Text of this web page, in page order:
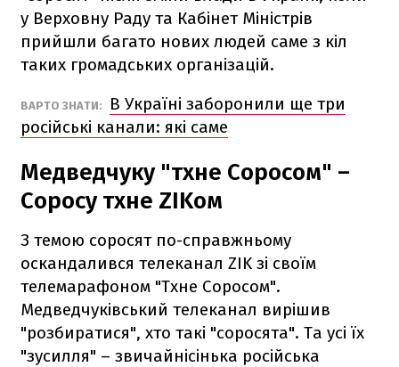
у Верховну Раду та Кабінет Міністрів
прийшли багато нових людей саме з кіл
таких громадських організацій.
ВАРТО ЗНАТИ:
В Україні заборонили ще три
російські канали: які саме
Медведчуку "тхне Соросом" –
Соросу тхне ZIKом
З темою соросят по-справжньому
оскандалився телеканал ZIK зі своїм
телемарафоном "Тхне Соросом".
Медведчуківський телеканал вирішив
"розбиратися", хто такі "соросята". Та усі їх
"зусилля" – звичайнісінька російська